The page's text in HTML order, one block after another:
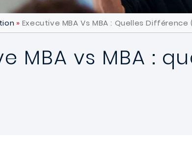
Executive MBA Vs MBA : Quelles Différence
MBA vs MBA :